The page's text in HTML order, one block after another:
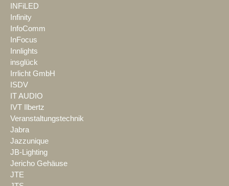
INFiLED
Infinity
InfoComm
InFocus
Innlights
insglück
Irrlicht GmbH
ISDV
IT AUDIO
IVT Ilbertz
Veranstaltungstechnik
Jabra
Jazzunique
JB-Lighting
Jericho Gehäuse
JTE